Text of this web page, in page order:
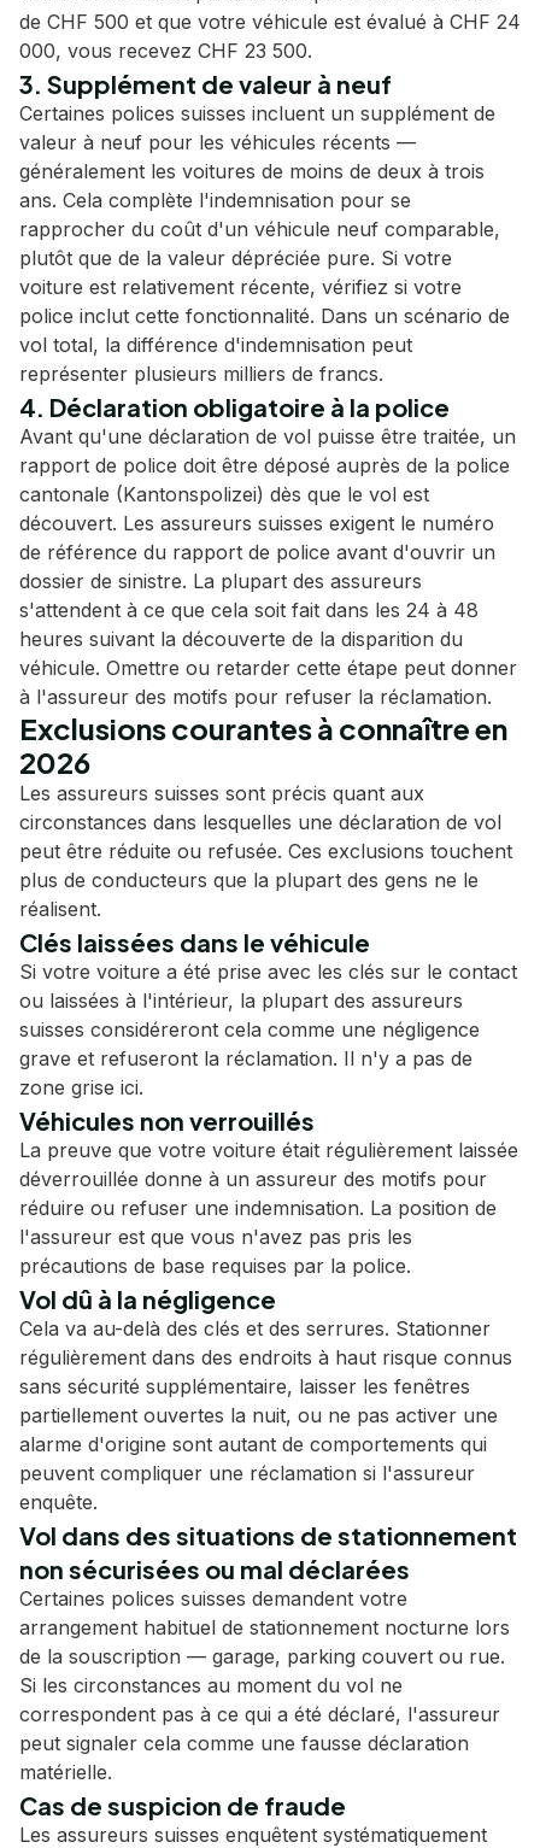
de CHF 500 et que votre véhicule est évalué à CHF 24
000, vous recevez CHF 23 500.
3. Supplément de valeur à neuf
Certaines polices suisses incluent un supplément de
valeur à neuf pour les véhicules récents —
généralement les voitures de moins de deux à trois
ans. Cela complète l'indemnisation pour se
rapprocher du coût d'un véhicule neuf comparable,
plutôt que de la valeur dépréciée pure. Si votre
voiture est relativement récente, vérifiez si votre
police inclut cette fonctionnalité. Dans un scénario de
vol total, la différence d'indemnisation peut
représenter plusieurs milliers de francs.
4. Déclaration obligatoire à la police
Avant qu'une déclaration de vol puisse être traitée, un
rapport de police doit être déposé auprès de la police
cantonale (Kantonspolizei) dès que le vol est
découvert. Les assureurs suisses exigent le numéro
de référence du rapport de police avant d'ouvrir un
dossier de sinistre. La plupart des assureurs
s'attendent à ce que cela soit fait dans les 24 à 48
heures suivant la découverte de la disparition du
véhicule. Omettre ou retarder cette étape peut donner
à l'assureur des motifs pour refuser la réclamation.
Exclusions courantes à connaître en
2026
Les assureurs suisses sont précis quant aux
circonstances dans lesquelles une déclaration de vol
peut être réduite ou refusée. Ces exclusions touchent
plus de conducteurs que la plupart des gens ne le
réalisent.
Clés laissées dans le véhicule
Si votre voiture a été prise avec les clés sur le contact
ou laissées à l'intérieur, la plupart des assureurs
suisses considéreront cela comme une négligence
grave et refuseront la réclamation. Il n'y a pas de
zone grise ici.
Véhicules non verrouillés
La preuve que votre voiture était régulièrement laissée
déverrouillée donne à un assureur des motifs pour
réduire ou refuser une indemnisation. La position de
l'assureur est que vous n'avez pas pris les
précautions de base requises par la police.
Vol dû à la négligence
Cela va au-delà des clés et des serrures. Stationner
régulièrement dans des endroits à haut risque connus
sans sécurité supplémentaire, laisser les fenêtres
partiellement ouvertes la nuit, ou ne pas activer une
alarme d'origine sont autant de comportements qui
peuvent compliquer une réclamation si l'assureur
enquête.
Vol dans des situations de stationnement
non sécurisées ou mal déclarées
Certaines polices suisses demandent votre
arrangement habituel de stationnement nocturne lors
de la souscription — garage, parking couvert ou rue.
Si les circonstances au moment du vol ne
correspondent pas à ce qui a été déclaré, l'assureur
peut signaler cela comme une fausse déclaration
matérielle.
Cas de suspicion de fraude
Les assureurs suisses enquêtent systématiquement